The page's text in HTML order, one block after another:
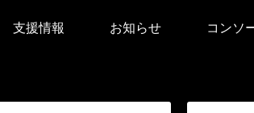
支援情報 お知らせ コンソ